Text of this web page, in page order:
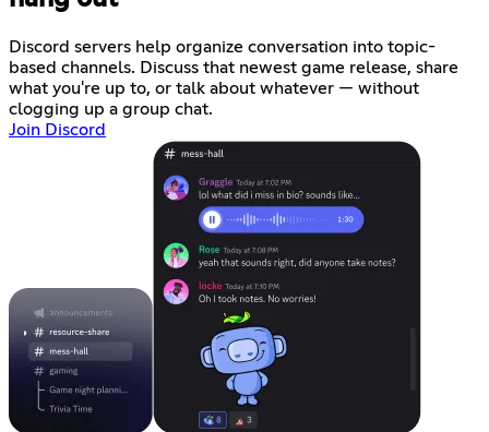
Discord servers help organize conversation into topic-
based channels. Discuss that newest game release, share
what you're up to, or talk about whatever — without
clogging up a group chat.
Join Discord